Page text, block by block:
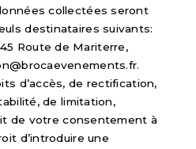
collectées seront
destinataires suivants:
Route de Mariterre,
d’accès, de rectification,
de limitation,
de votre consentement à
d’introduire une